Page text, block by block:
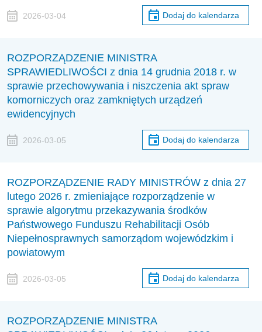
2026-03-04 Dodaj do kalendarza
ROZPORZĄDZENIE MINISTRA
SPRAWIEDLIWOŚCI z dnia 14 grudnia 2018 r. w
sprawie przechowywania i niszczenia akt spraw
komorniczych oraz zamkniętych urządzeń
ewidencyjnych
2026-03-05 Dodaj do kalendarza
ROZPORZĄDZENIE RADY MINISTRÓW z dnia 27
lutego 2026 r. zmieniające rozporządzenie w
sprawie algorytmu przekazywania środków
Państwowego Funduszu Rehabilitacji Osób
Niepełnosprawnych samorządom wojewódzkim i
powiatowym
2026-03-05 Dodaj do kalendarza
ROZPORZĄDZENIE MINISTRA